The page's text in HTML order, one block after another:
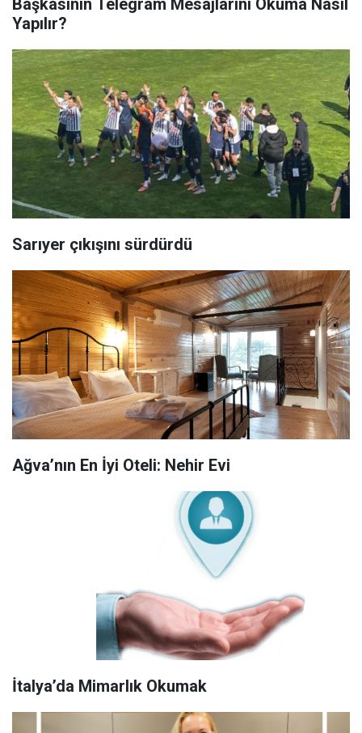
Başkasının Telegram Mesajlarını Okuma Nasıl
Yapılır?
Sarıyer çıkışını sürdürdü
Ağva’nın En İyi Oteli: Nehir Evi
İtalya’da Mimarlık Okumak